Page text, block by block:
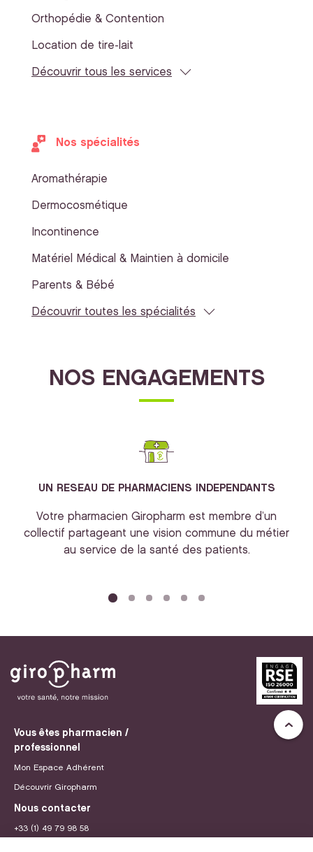
Orthopédie & Contention
Location de tire-lait
Découvrir tous les services
Nos spécialités
Aromathérapie
Dermocosmétique
Incontinence
Matériel Médical & Maintien à domicile
Parents & Bébé
Découvrir toutes les spécialités
NOS ENGAGEMENTS
UN RESEAU DE PHARMACIENS INDEPENDANTS
Votre pharmacien Giropharm est membre d’un
collectif partageant une vision commune du métier
au service de la santé des patients.
Vous êtes pharmacien /
professionnel
Mon Espace Adhérent
Découvrir Giropharm
Nous contacter
+33 (1) 49 79 98 58